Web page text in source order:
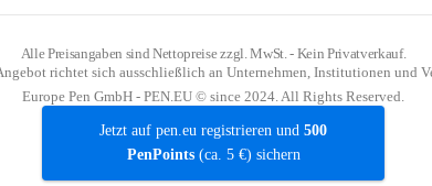
Jetzt auf pen.eu registrieren und 500
PenPoints(ca. 5 €) sichern
Alle Preisangaben sind Nettopreise zzgl. MwSt. - Kein Privatverkauf.
richtet sich ausschließlich an Unternehmen, Institutionen und
Europe Pen GmbH - PEN.EU © since 2024. All Rights Reserved.